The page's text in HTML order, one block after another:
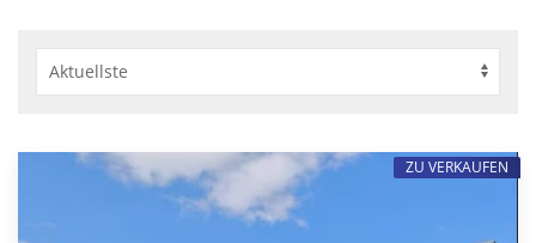
ZU VERKAUFEN